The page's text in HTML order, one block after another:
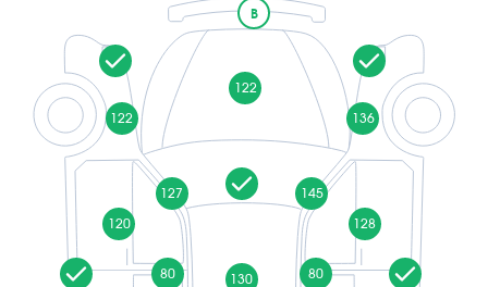
B
122
130
122
127
120
80
136
145
128
80